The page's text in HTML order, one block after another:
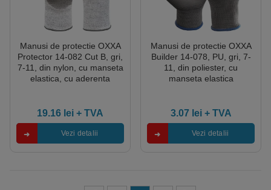
Manusi de protectie OXXA
Protector 14-082 Cut B, gri,
7-11, din nylon, cu manseta
elastica, cu aderenta
19.16 lei + TVA
Vezi detalii
Manusi de protectie OXXA
Builder 14-078, PU, gri, 7-
11, din poliester, cu
manseta elastica
3.07 lei+ TVA
Vezi detalii